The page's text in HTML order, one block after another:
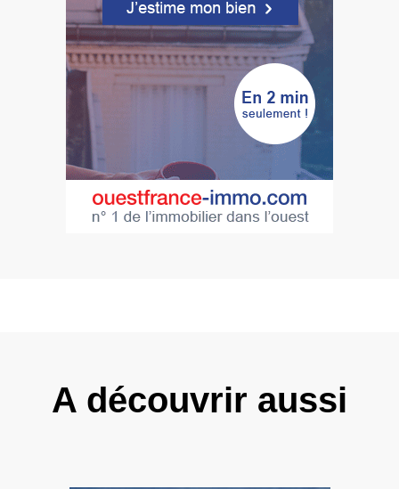
A découvrir aussi